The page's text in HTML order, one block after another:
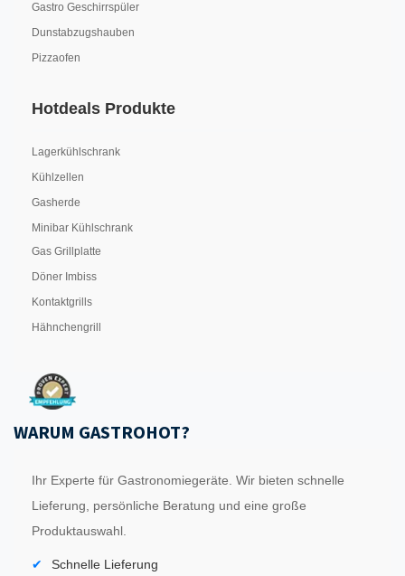
Gastro Geschirrspüler
Dunstabzugshauben
Pizzaofen
Hotdeals Produkte
Lagerkühlschrank
Kühlzellen
Gasherde
Minibar Kühlschrank
Gas Grillplatte
Döner Imbiss
Kontaktgrills
Hähnchengrill
WARUM GASTROHOT?
Ihr Experte für Gastronomiegeräte. Wir bieten schnelle
Lieferung, persönliche Beratung und eine große
Produktauswahl.
Schnelle Lieferung